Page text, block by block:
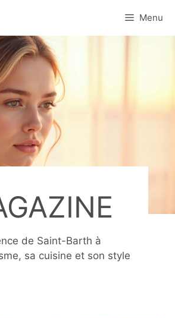
Menu
de Saint-Barth à
sa cuisine et son style